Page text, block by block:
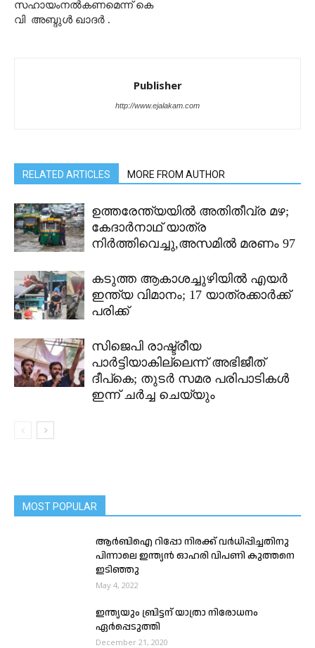
സഹായംനൽകണമെന്ന് കെ
വി അബ്ദുൾ ഖാദർ .
Publisher
http://www.ejalakam.com
RELATED ARTICLES MORE FROM AUTHOR
ഉത്തരേന്ത്യയിൽ അതിതീവ്ര മഴ;
കേദാർനാഥ് യാത്ര
നിർത്തിവെച്ചു,അസമിൽ മരണം 97
കടുത്ത ആകാശച്ചുഴിയിൽ എയർ
ഇന്ത്യ വിമാനം; 17 യാത്രക്കാർക്ക്
പരിക്ക്
സിജെപി രാഷ്ട്രീയ
പാർട്ടിയാകില്ലെന്ന് അഭിജീത്
ദീപ്കെ; തുടർ സമര പരിപാടികൾ
ഇന്ന് ചർച്ച ചെയ്യും
MOST POPULAR
ആർബിഐ റിപ്പോ നിരക്ക് വർധിപ്പിച്ചതിനു
പിന്നാലെ ഇന്ത്യൻ ഓഹരി വിപണി കുത്തനെ
ഇടിഞ്ഞു
May 4, 2022
ഇന്ത്യയും ബ്രിട്ടന് യാത്രാ നിരോധനം
ഏർപ്പെടുത്തി
December 21, 2020